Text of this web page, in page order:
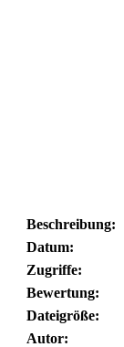
Beschreibung:
Datum:
Zugriffe:
Bewertung:
Dateigröße:
Autor: